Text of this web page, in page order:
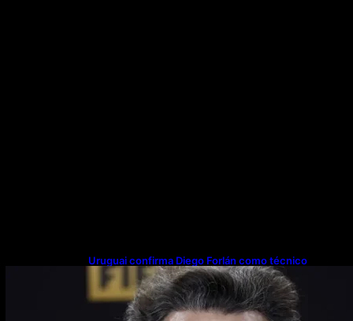
Uruguai confirma Diego Forlán como técnico
principal e da sub-20 após saída de Bielsa